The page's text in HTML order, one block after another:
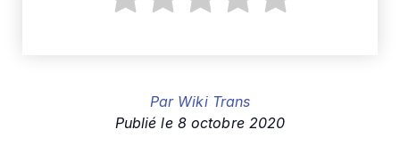
Par Wiki Trans
Publié le8 octobre 2020